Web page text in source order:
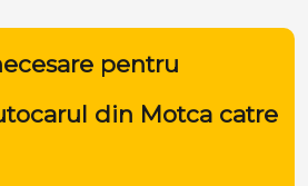
pentru
din Motca catre